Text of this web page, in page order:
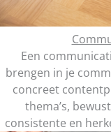
Een
brengen in je
concreet
thema’s,
consistente en